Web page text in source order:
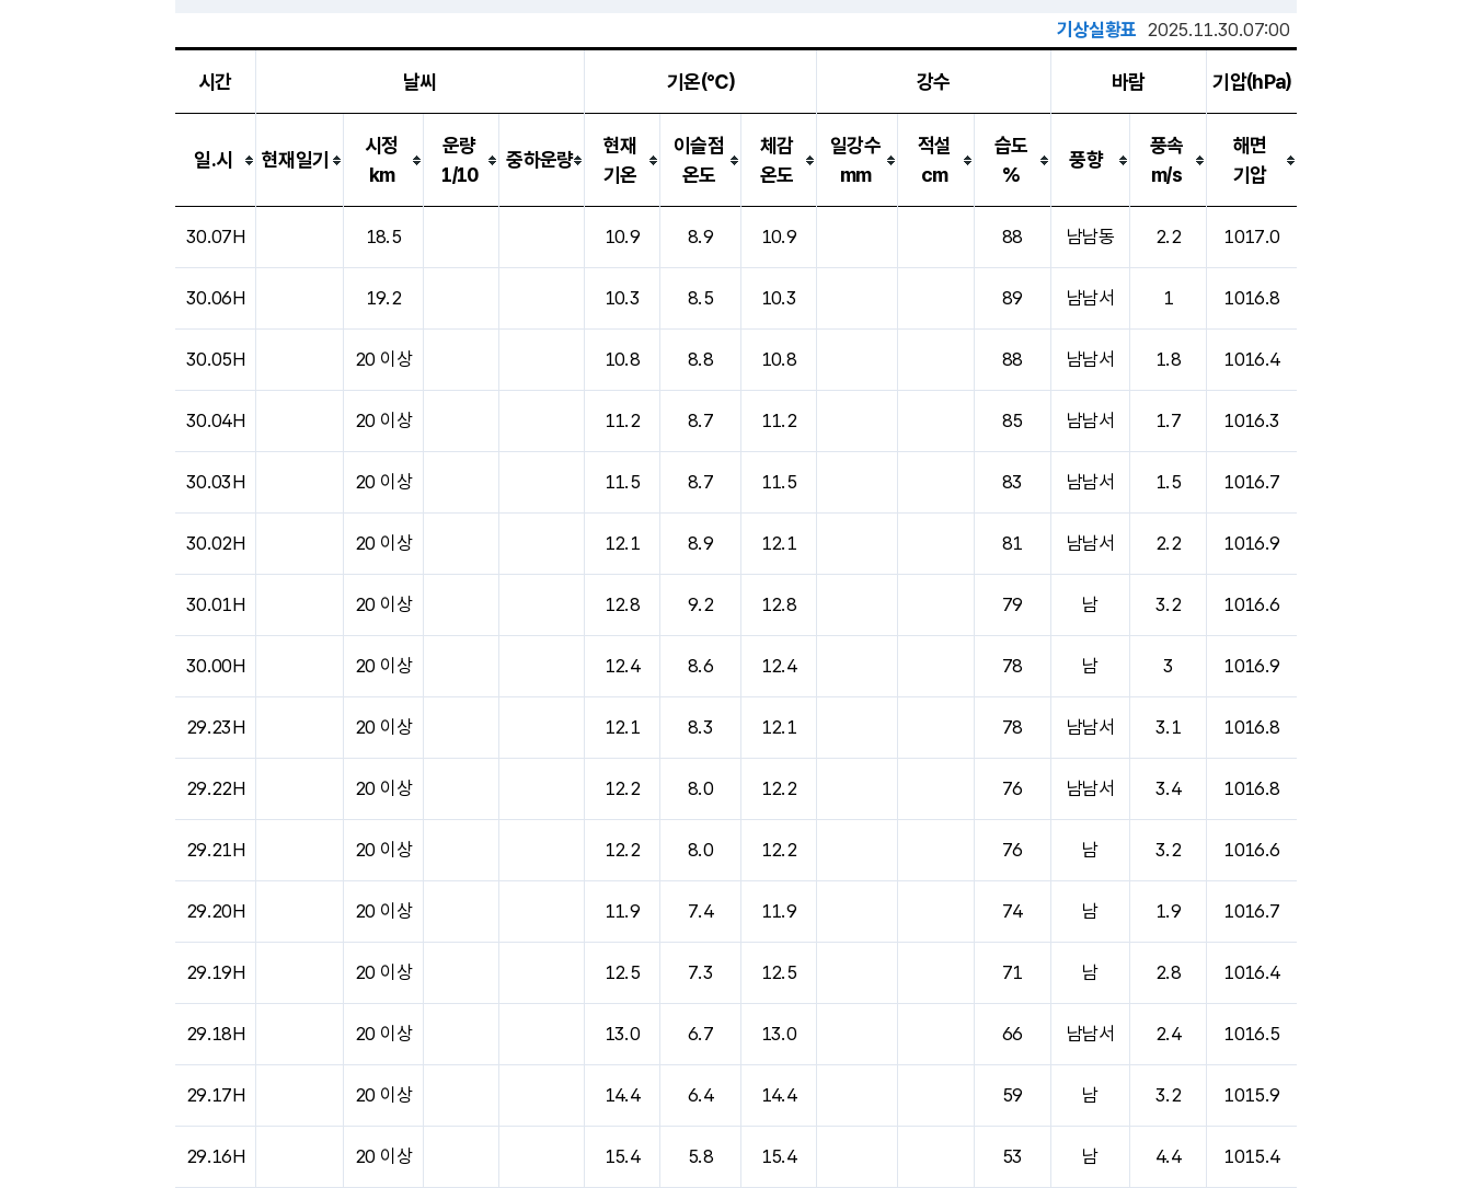
기상실황표 2025.11.30.07:00
시간 날씨 기온(℃) 강수 바람 기압(hPa)
일.시 현재일기
시정
km
운량
1/10
중하운량
현재
기온
이슬점
온도
체감
온도
일강수
mm
적설
cm
습도
%
풍향
풍속
m/s
해면
기압
30.07H 18.5 10.9 8.9 10.9 88 남남동 2.2 1017.0
30.06H 19.2 10.3 8.5 10.3 89 남남서 1 1016.8
30.05H 20 이상 10.8 8.8 10.8 88 남남서 1.8 1016.4
30.04H 20 이상 11.2 8.7 11.2 85 남남서 1.7 1016.3
30.03H 20 이상 11.5 8.7 11.5 83 남남서 1.5 1016.7
30.02H 20 이상 12.1 8.9 12.1 81 남남서 2.2 1016.9
30.01H 20 이상 12.8 9.2 12.8 79 남 3.2 1016.6
30.00H 20 이상 12.4 8.6 12.4 78 남 3 1016.9
29.23H 20 이상 12.1 8.3 12.1 78 남남서 3.1 1016.8
29.22H 20 이상 12.2 8.0 12.2 76 남남서 3.4 1016.8
29.21H 20 이상 12.2 8.0 12.2 76 남 3.2 1016.6
29.20H 20 이상 11.9 7.4 11.9 74 남 1.9 1016.7
29.19H 20 이상 12.5 7.3 12.5 71 남 2.8 1016.4
29.18H 20 이상 13.0 6.7 13.0 66 남남서 2.4 1016.5
29.17H 20 이상 14.4 6.4 14.4 59 남 3.2 1015.9
29.16H 20 이상 15.4 5.8 15.4 53 남 4.4 1015.4